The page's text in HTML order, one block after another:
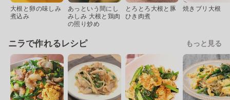
大根と卵の味しみ
煮込み
あっという間にし
みしみ 大根と鶏肉
の照り炒め
とろとろ大根と豚
ひき肉煮
焼きブリ大根
ニラで作れるレシピ もっと見る